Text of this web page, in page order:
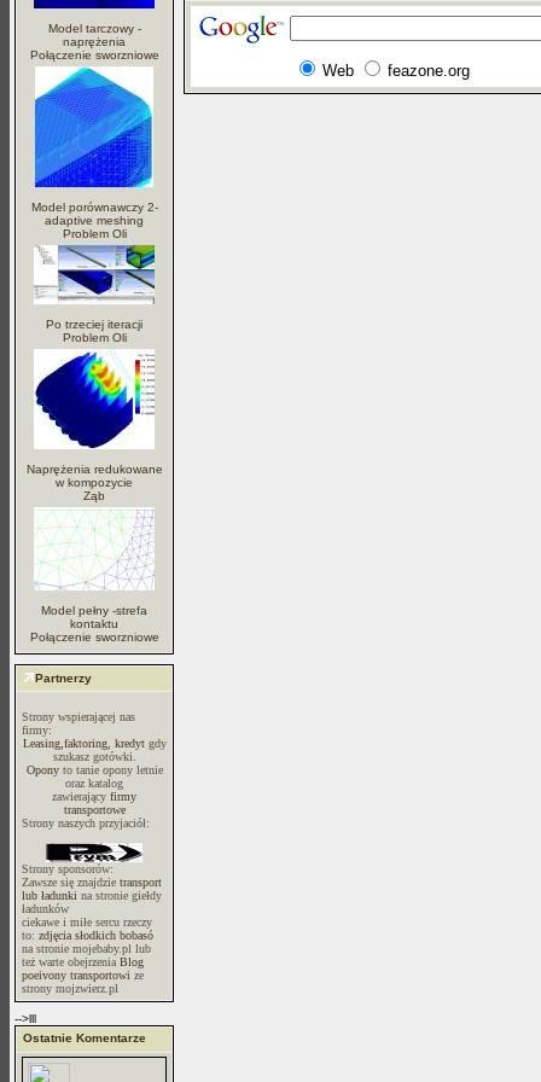
Model tarczowy -
naprężenia
Połączenie sworzniowe
Model porównawczy 2-
adaptive meshing
Problem Oli
Po trzeciej iteracji
Problem Oli
Naprężenia redukowane
w kompozycie
Ząb
Model pełny -strefa
kontaktu
Połączenie sworzniowe
Partnerzy
Strony wspierającej nas
firmy:
Leasing,faktoring, kredytgdy
szukasz gotówki.
Oponyto tanie opony letnie
oraz katalog
zawierający firmy
transportowe
Strony naszych przyjaciół:
Strony sponsorów:
Zawsze się znajdzie transport
lub ładunki na stronie giełdy
ładunków
ciekawe i miłe sercu rzeczy
to: zdjęcia słodkich bobasó
na stronie mojebaby.pl lub
też warte obejrzenia Blog
poeivony transportowi ze
strony mojzwierz.pl
-->lll
Ostatnie Komentarze
Web feazone.org